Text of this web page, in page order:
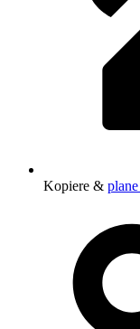
Kopiere &